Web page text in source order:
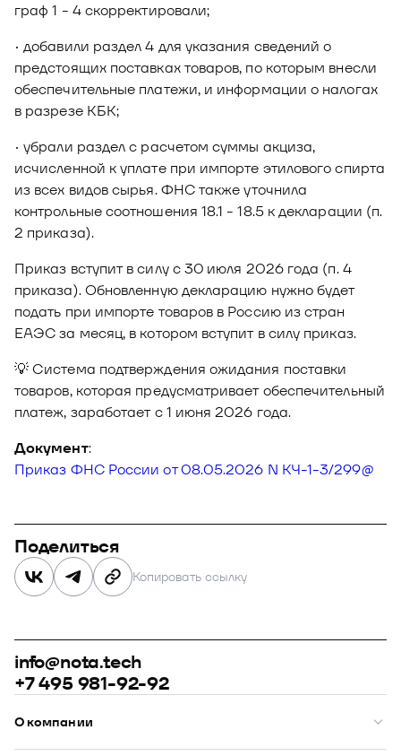
граф 1 - 4 скорректировали;
• добавили раздел 4 для указания сведений о
предстоящих поставках товаров, по которым внесли
обеспечительные платежи, и информации о налогах
в разрезе КБК;
• убрали раздел с расчетом суммы акциза,
исчисленной к уплате при импорте этилового спирта
из всех видов сырья. ФНС также уточнила
контрольные соотношения 18.1 - 18.5 к декларации (п.
2 приказа).
Приказ вступит в силу с 30 июля 2026 года (п. 4
приказа). Обновленную декларацию нужно будет
подать при импорте товаров в Россию из стран
ЕАЭС за месяц, в котором вступит в силу приказ.
💡 Система подтверждения ожидания поставки
товаров, которая предусматривает обеспечительный
платеж, заработает с 1 июня 2026 года.
Документ:
Приказ ФНС России от 08.05.2026 N КЧ-1-3/299@
Поделиться
Копировать ссылку
info@nota.tech
+7 495 981-92-92
О компании
О нас